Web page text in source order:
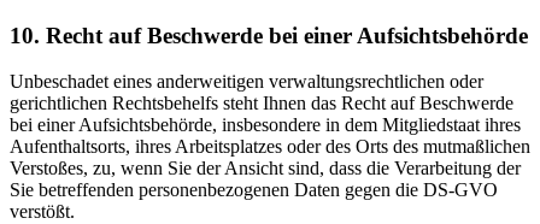
10. Recht auf Beschwerde bei einer Aufsichtsbehörde
Unbeschadet eines anderweitigen verwaltungsrechtlichen oder
gerichtlichen Rechtsbehelfs steht Ihnen das Recht auf Beschwerde
bei einer Aufsichtsbehörde, insbesondere in dem Mitgliedstaat ihres
Aufenthaltsorts, ihres Arbeitsplatzes oder des Orts des mutmaßlichen
Verstoßes, zu, wenn Sie der Ansicht sind, dass die Verarbeitung der
Sie betreffenden personenbezogenen Daten gegen die DS-GVO
verstößt.